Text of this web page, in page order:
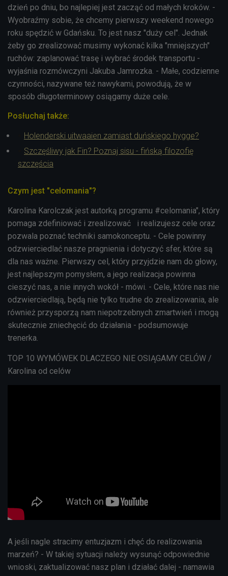
dzień po dniu, bo najlepiej jest zacząć od małych kroków. -
Wyobraźmy sobie, że chcemy pierwszy weekend nowego
roku spędzić w Gdańsku. To jest nasz "duży cel". Jednak
żeby go zrealizować musimy wykonać kilka "mniejszych"
ruchów: zaplanować trasę i wybrać środek transportu -
wyjaśnia rozmówczyni Jakuba Jamrozka. - Małe, codzienne
czynności, nazywane też nawykami, powodują, że w
sposób długoterminowy osiągamy duże cele.
Posłuchaj także:
Holenderski uitwaaien zamiast duńskiego hygge?
Szczęśliwy jak Fin? Poznaj sisu - fińską filozofię
szczęścia
Czym jest "celomania"?
Karolina Karolczak jest autorką programu #celomania", który
pomaga zdefiniować i zrealizować
i realizujesz cele oraz
pozwala poznać techniki samokonceptu. - Cele powinny
odzwierciedlać nasze pragnienia i dotyczyć sfer, które są
dla nas ważne. Pierwszy cel, który przyjdzie nam do głowy,
jest najlepszym pomysłem, a jego realizacja powinna
cieszyć nas, a nie innych wokół - mówi. - Cele, które nas nie
odzwierciedlają, będą nie tylko trudne do zrealizowania, ale
również przysporzą nam niepotrzebnych zmartwień i mogą
skutecznie zniechęcić do działania - podsumowuje
trenerka.
TOP 10 WYMÓWEK DLACZEGO NIE OSIĄGAMY CELÓW /
Karolina od celów
A jeśli nagle stracimy entuzjazm i chęć do realizowania
marzeń? - W takiej sytuacji należy wysunąć odpowiednie
wnioski, zaktualizować nasz plan i działać dalej - namawia